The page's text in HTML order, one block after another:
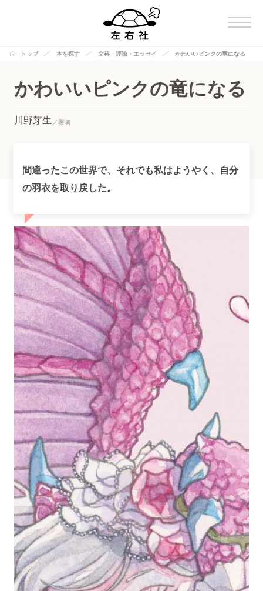
トップ 本を探す 文芸・評論・エッセイ かわいいピンクの竜になる
かわいいピンクの竜になる
川野芽生
間違ったこの世界で、それでも私はようやく、自分
の羽衣を取り戻した。